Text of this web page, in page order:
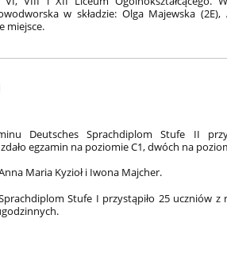
w składzie: Olga Majewska (2E),
miejsce.
Deutsches Sprachdiplom Stufe II
egzamin na poziomie C1, dwóch na
Maria Kyzioł i Iwona Majcher.
Stufe I przystąpiło 25 uczniów